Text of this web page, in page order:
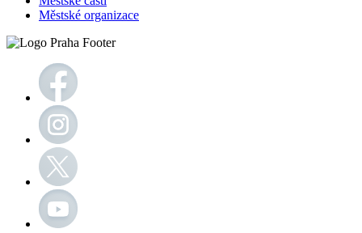
Městské organizace